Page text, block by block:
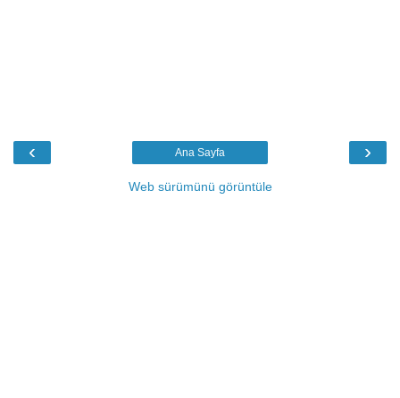
‹ ›
Ana Sayfa
Web sürümünü görüntüle